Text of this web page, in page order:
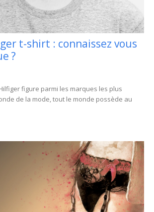
t-shirt : connaissez vous
?
figure parmi les marques les plus
de la mode, tout le monde possède au